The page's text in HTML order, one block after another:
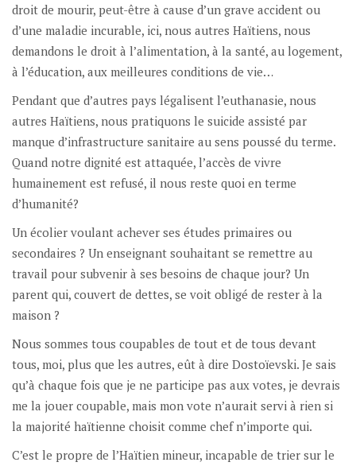
droit de mourir, peut-être à cause d’un grave accident ou
d’une maladie incurable, ici, nous autres Haïtiens, nous
demandons le droit à l’alimentation, à la santé, au logement,
à l’éducation, aux meilleures conditions de vie…
Pendant que d’autres pays légalisent l’euthanasie, nous
autres Haïtiens, nous pratiquons le suicide assisté par
manque d’infrastructure sanitaire au sens poussé du terme.
Quand notre dignité est attaquée, l’accès de vivre
humainement est refusé, il nous reste quoi en terme
d’humanité?
Un écolier voulant achever ses études primaires ou
secondaires ? Un enseignant souhaitant se remettre au
travail pour subvenir à ses besoins de chaque jour? Un
parent qui, couvert de dettes, se voit obligé de rester à la
maison ?
Nous sommes tous coupables de tout et de tous devant
tous, moi, plus que les autres, eût à dire Dostoïevski. Je sais
qu’à chaque fois que je ne participe pas aux votes, je devrais
me la jouer coupable, mais mon vote n’aurait servi à rien si
la majorité haïtienne choisit comme chef n’importe qui.
C’est le propre de l’Haïtien mineur, incapable de trier sur le